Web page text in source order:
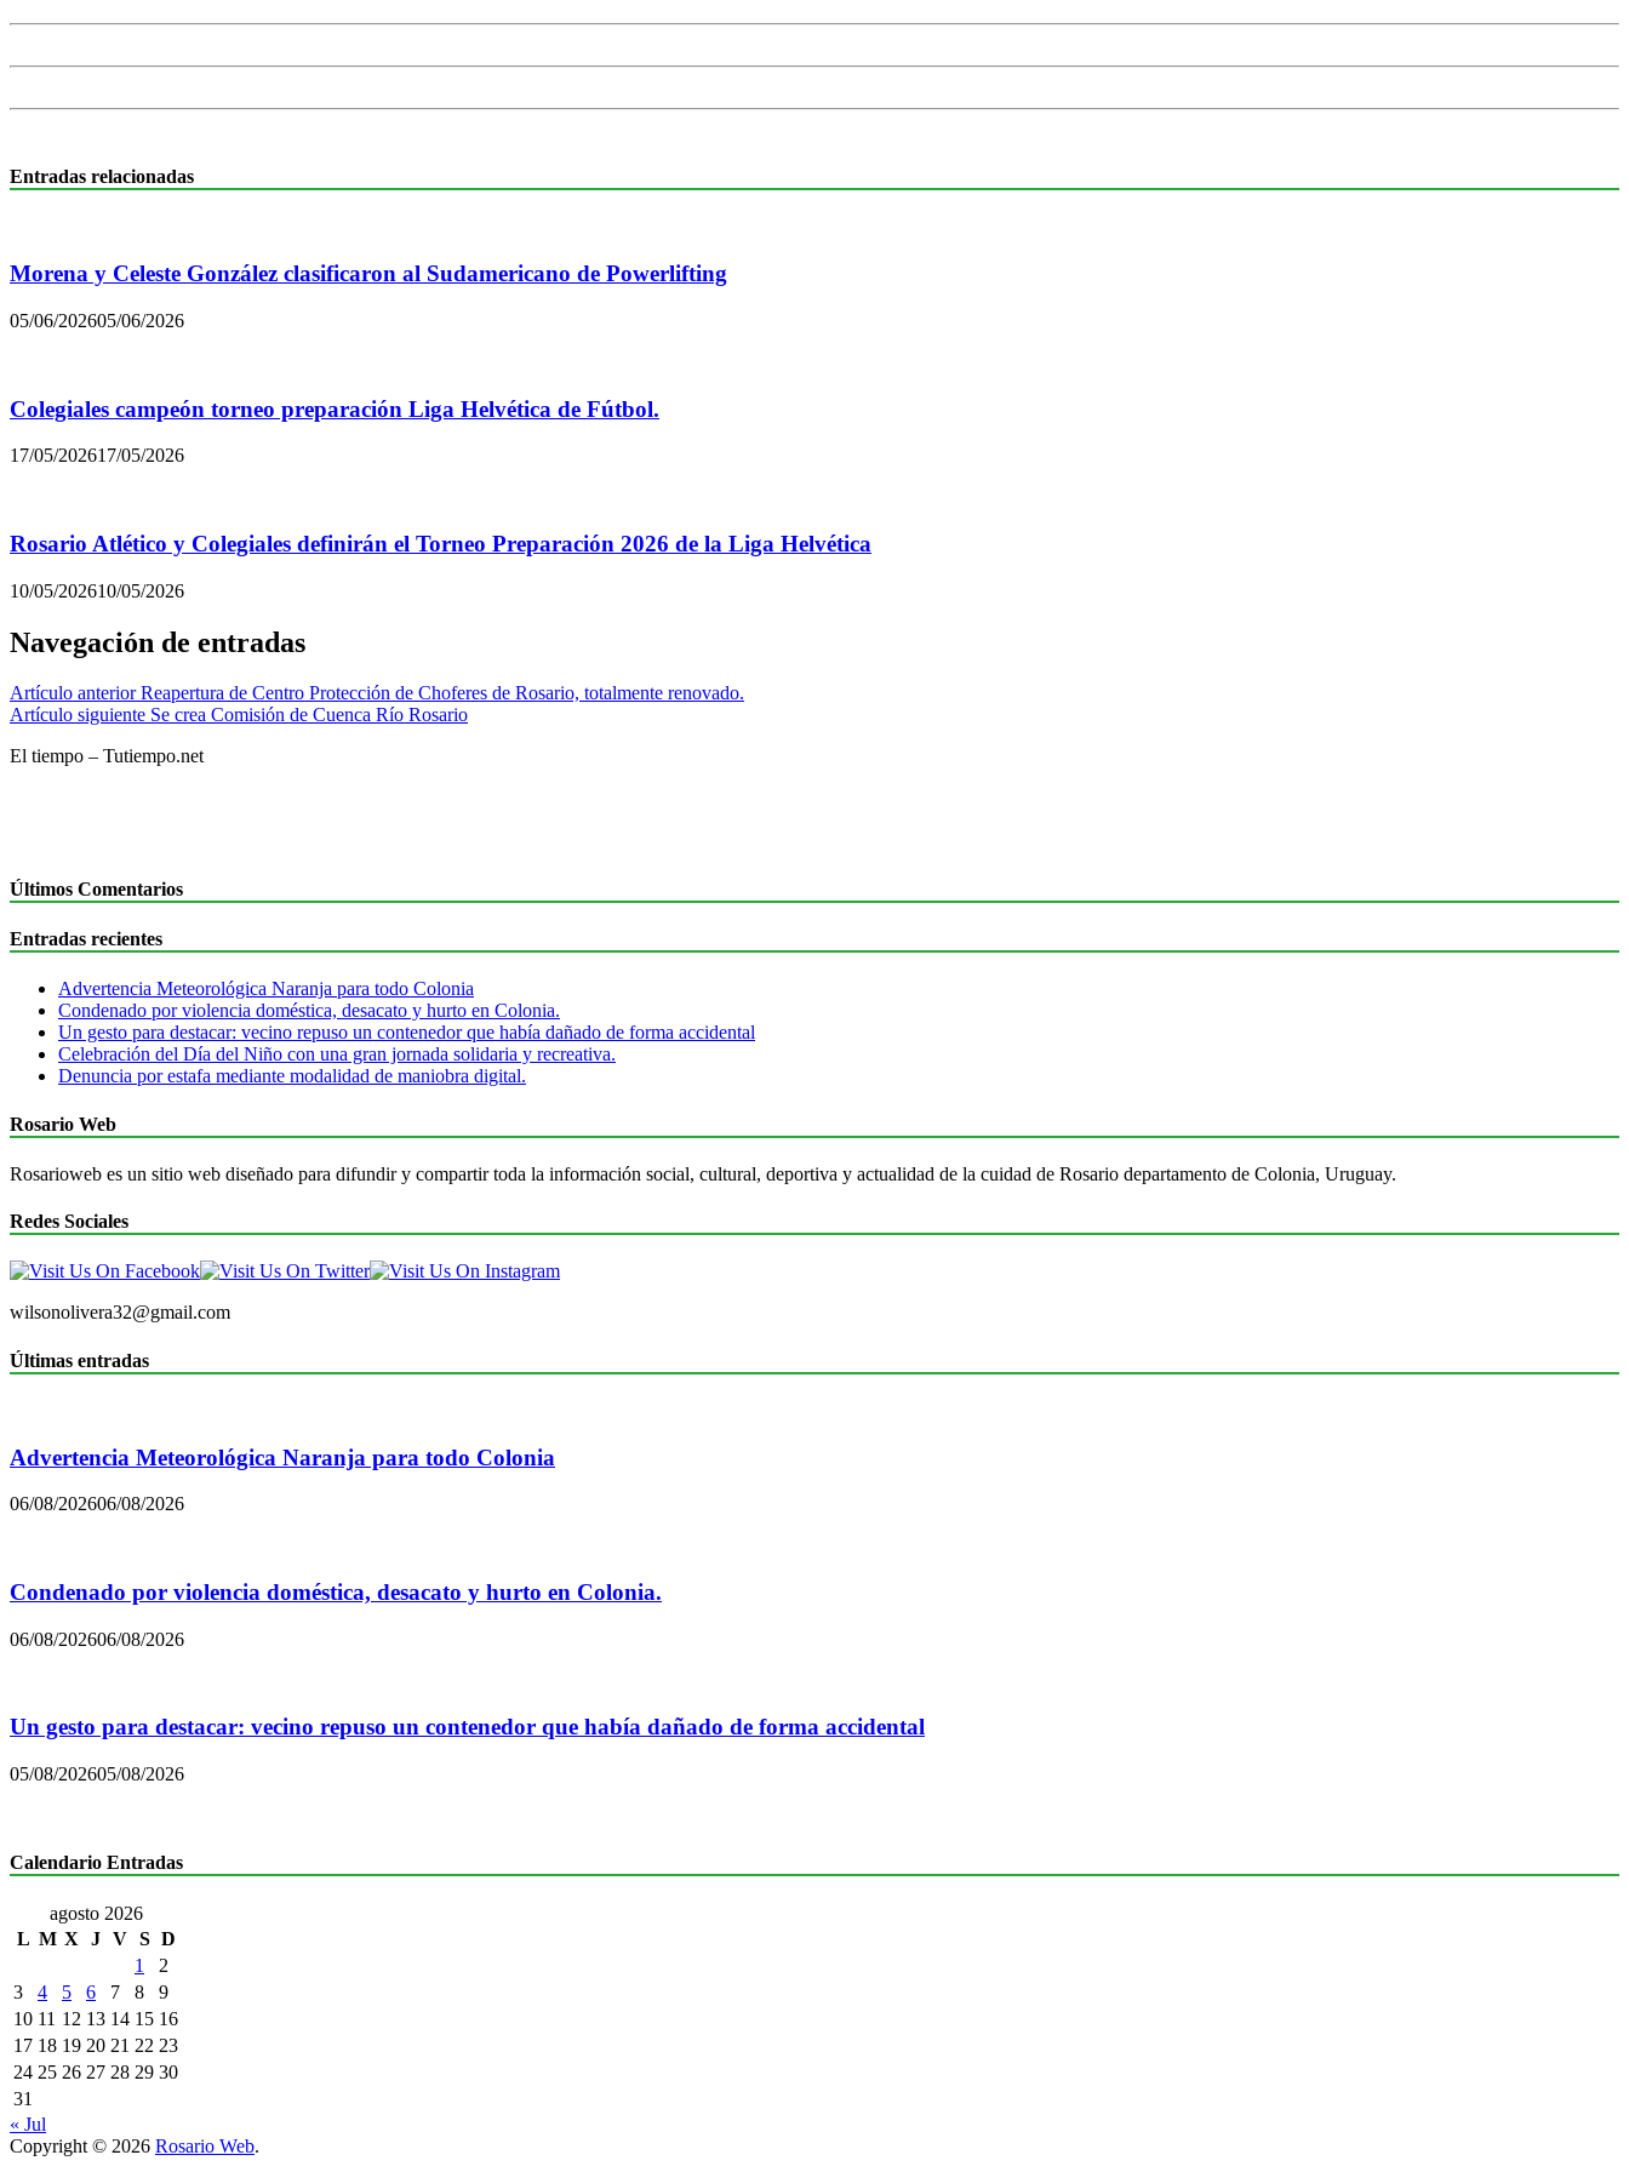
Entradas relacionadas
Morena y Celeste González clasificaron al Sudamericano de Powerlifting
05/06/202605/06/2026
Colegiales campeón torneo preparación Liga Helvética de Fútbol.
17/05/202617/05/2026
Rosario Atlético y Colegiales definirán el Torneo Preparación 2026 de la Liga Helvética
10/05/202610/05/2026
Navegación de entradas
Artículo anterior Reapertura de Centro Protección de Choferes de Rosario, totalmente renovado.
Artículo siguiente Se crea Comisión de Cuenca Río Rosario
El tiempo – Tutiempo.net
Últimos Comentarios
Entradas recientes
Advertencia Meteorológica Naranja para todo Colonia
Condenado por violencia doméstica, desacato y hurto en Colonia.
Un gesto para destacar: vecino repuso un contenedor que había dañado de forma accidental
Celebración del Día del Niño con una gran jornada solidaria y recreativa.
Denuncia por estafa mediante modalidad de maniobra digital.
Rosario Web
Rosarioweb es un sitio web diseñado para difundir y compartir toda la información social, cultural, deportiva y actualidad de la cuidad de Rosario departamento de Colonia, Uruguay.
Redes Sociales
wilsonolivera32@gmail.com
Últimas entradas
Advertencia Meteorológica Naranja para todo Colonia
06/08/202606/08/2026
Condenado por violencia doméstica, desacato y hurto en Colonia.
06/08/202606/08/2026
Un gesto para destacar: vecino repuso un contenedor que había dañado de forma accidental
05/08/202605/08/2026
Calendario Entradas
agosto 2026
L M X J V S D
1
2
3
4 5 6 7 8
9
10 11 12 13 14 15 16
17 18 19 20 21 22 23
24 25 26 27 28 29 30
31
« Jul
Copyright © 2026 Rosario Web.